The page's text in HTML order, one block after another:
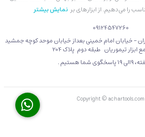
را می‌دهیم. از ابزارهای بر نمایش بیشتر
09124547260
- خیابان امام خمینی بعداز خیابان موحد کوچه جمشید
ابزار تیموریان طبقه دوم پلاک 204
Copyright © achartools.com